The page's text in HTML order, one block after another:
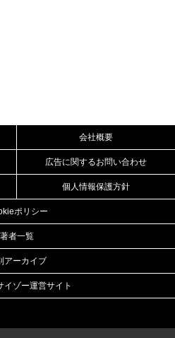
会社概要
広告に関するお問い合わせ
個人情報保護方針
ポリシー
著者一覧
アーカイブ
イゾー運営サイト